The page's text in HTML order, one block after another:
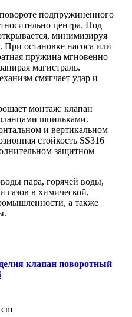
подпружиненного
центра. Под
минимизируя
При остановке насоса или
пружина мгновенно
магистраль.
смягчает удар и
монтаж: клапан
шпильками.
и вертикальном
стойкость SS316
защитном
пара, горячей воды,
газов в химической,
а также
клапан поворотный